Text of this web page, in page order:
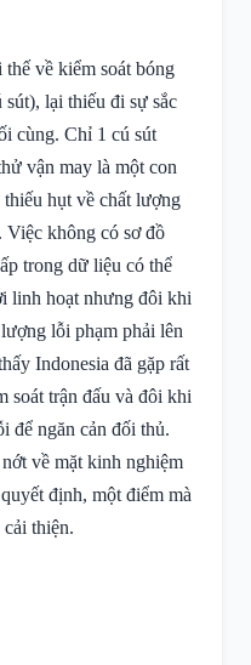
về kiểm soát bóng
lại thiếu đi sự sắc
cùng. Chỉ 1 cú sút
vận may là một con
hụt về chất lượng
Việc không có sơ đồ
trong dữ liệu có thể
linh hoạt nhưng đôi khi
lỗi phạm phải lên
Indonesia đã gặp rất
soát trận đấu và đôi khi
để ngăn cản đối thủ.
về mặt kinh nghiệm
định, một điểm mà
thiện.